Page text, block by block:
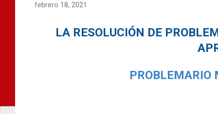
febrero 18, 2021
LA RESOLUCIÓN DE
PROBLEMARIO